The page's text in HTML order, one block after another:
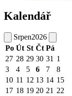
Kalendář
Srpen2026
Po Út St Čt Pá
27 28 29 30 31 1
3
4 5 6 7 8
10 11 12 13 14 15
17 18 19 20 21 22